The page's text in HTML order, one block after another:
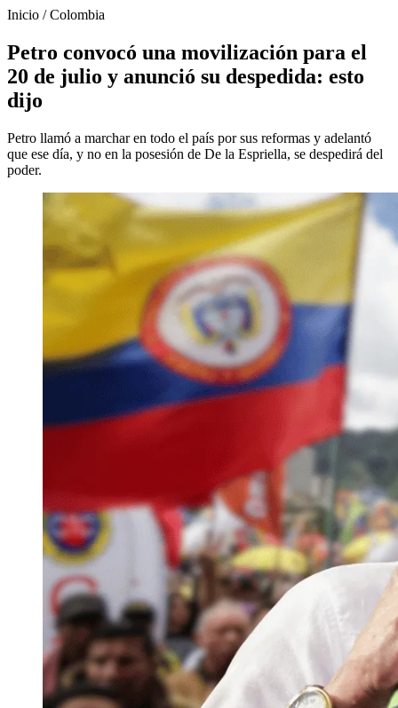
Inicio /Colombia
Petro convocó una movilización para el
20 de julio y anunció su despedida: esto
dijo
Petro llamó a marchar en todo el país por sus reformas y adelantó
que ese día, y no en la posesión de De la Espriella, se despedirá del
poder.